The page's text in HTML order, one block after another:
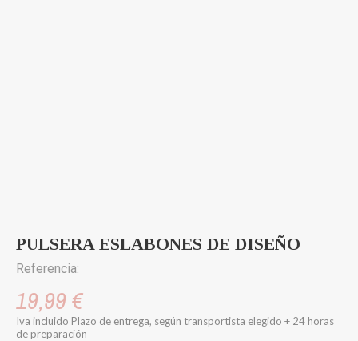
PULSERA ESLABONES DE DISEÑO
Referencia:
19,99 €
Iva incluido Plazo de entrega, según transportista elegido + 24 horas
de preparación